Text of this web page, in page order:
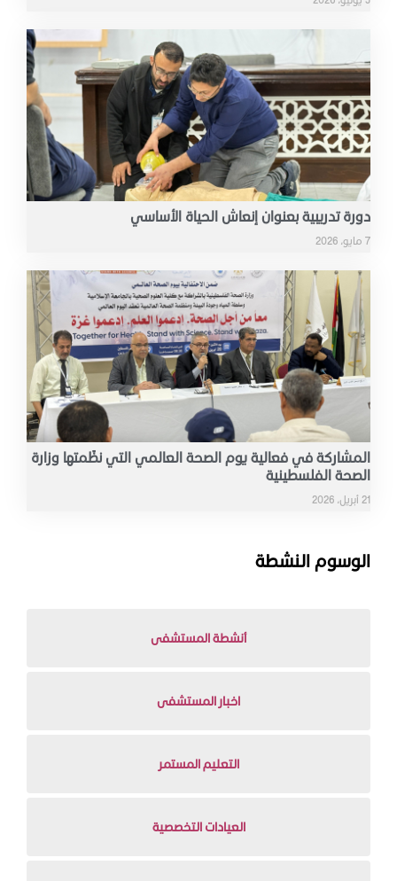
دورة تدريبية بعنوان إنعاش الحياة الأساسي
7 مايو، 2026
المشاركة في فعالية يوم الصحة العالمي التي نظّمتها وزارة
الصحة الفلسطينية
21 أبريل، 2026
الوسوم النشطة
أنشطة المستشفى
اخبار المستشفى
التعليم المستمر
العيادات التخصصية